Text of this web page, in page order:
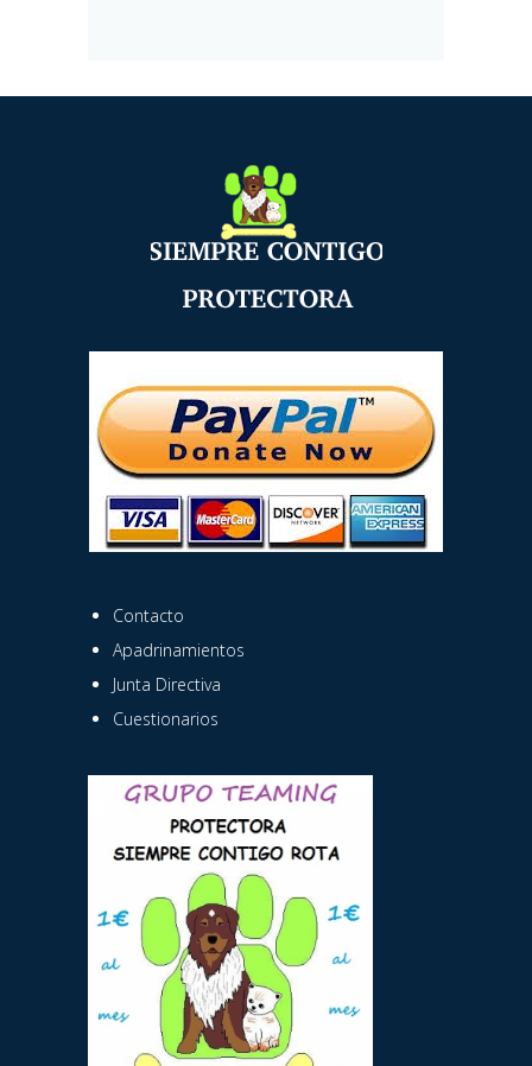
Contacto
Apadrinamientos
Junta Directiva
Cuestionarios